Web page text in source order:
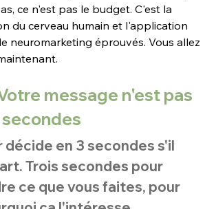
ce n'est pas le budget. C'est la
du cerveau humain et l'application
neuromarketing éprouvés. Vous allez
message n'est pas
décide en 3 secondes s'il
Trois secondes pour
ce que vous faites, pour